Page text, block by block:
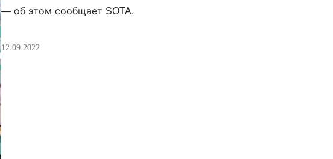
— об этом сообщает SOTA.
12.09.2022